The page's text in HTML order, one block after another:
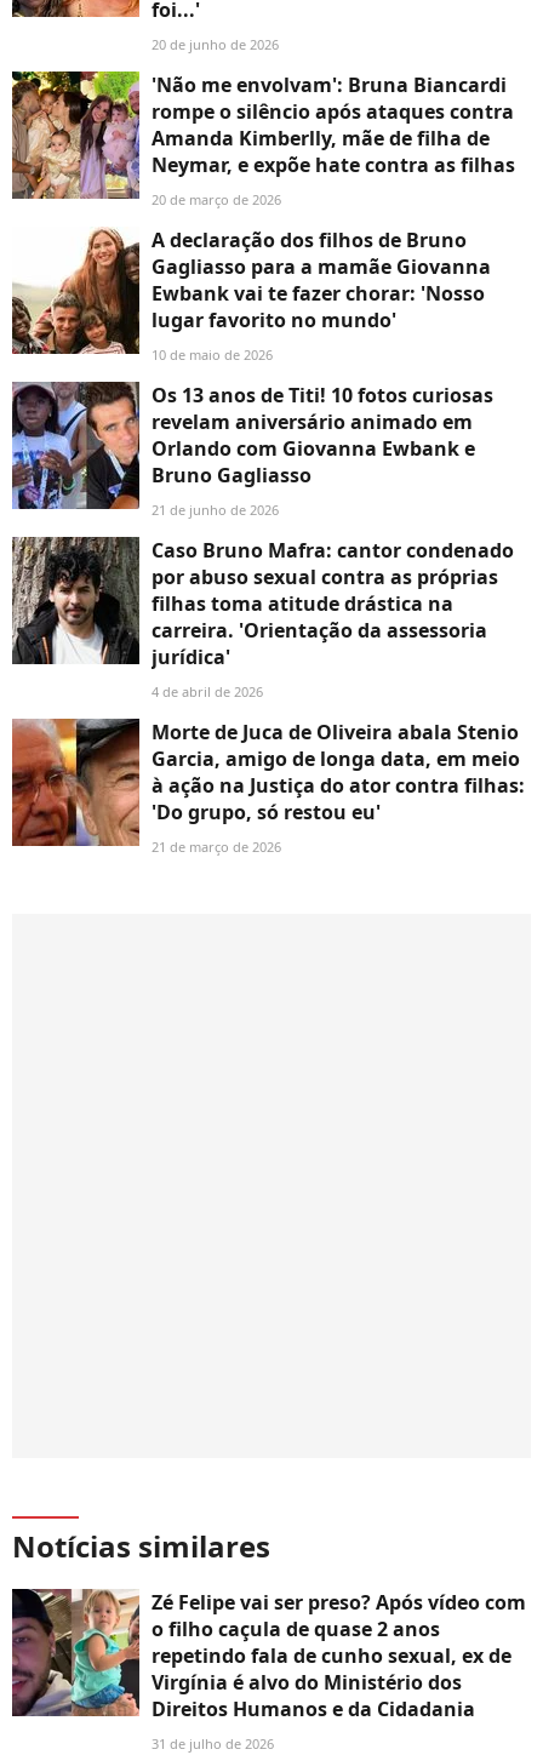
foi...'
20 de junho de 2026
'Não me envolvam': Bruna Biancardi
rompe o silêncio após ataques contra
Amanda Kimberlly, mãe de filha de
Neymar, e expõe hate contra as filhas
20 de março de 2026
A declaração dos filhos de Bruno
Gagliasso para a mamãe Giovanna
Ewbank vai te fazer chorar: 'Nosso
lugar favorito no mundo'
10 de maio de 2026
Os 13 anos de Titi! 10 fotos curiosas
revelam aniversário animado em
Orlando com Giovanna Ewbank e
Bruno Gagliasso
21 de junho de 2026
Caso Bruno Mafra: cantor condenado
por abuso sexual contra as próprias
filhas toma atitude drástica na
carreira. 'Orientação da assessoria
jurídica'
4 de abril de 2026
Morte de Juca de Oliveira abala Stenio
Garcia, amigo de longa data, em meio
à ação na Justiça do ator contra filhas:
'Do grupo, só restou eu'
21 de março de 2026
Notícias similares
Zé Felipe vai ser preso? Após vídeo com
o filho caçula de quase 2 anos
repetindo fala de cunho sexual, ex de
Virgínia é alvo do Ministério dos
Direitos Humanos e da Cidadania
31 de julho de 2026